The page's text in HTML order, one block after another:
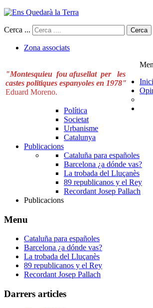
Cerca ... Cerca
Zona associats
"Montesquieu fou afusellat per les
castes politiques espanyoles en 1978"
Eduard Moreno.
Inici
Política
Societat
Urbanisme
Catalunya
Publicacions
Cataluña para españoles
Barcelona ¿a dónde vas?
La trobada del Lluçanès
89 republicanos y el Rey
Recordant Josep Pallach
Publicacions
Menu
Cataluña para españoles
Barcelona ¿a dónde vas?
La trobada del Lluçanès
89 republicanos y el Rey
Recordant Josep Pallach
Darrers articles